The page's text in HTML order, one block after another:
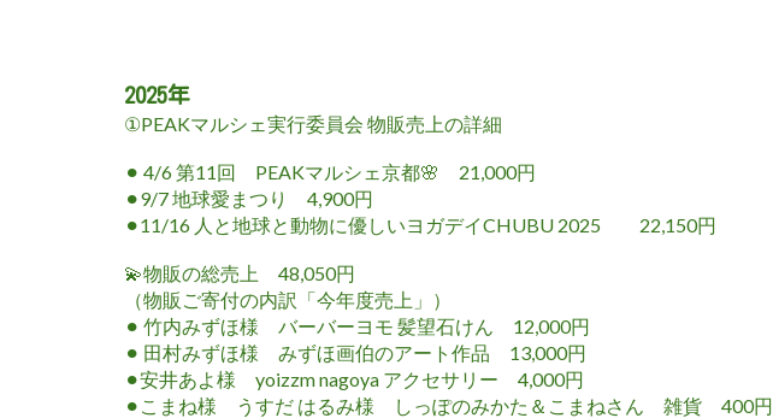
2025年
①PEAKマルシェ実行委員会 物販売上の詳細
⚫︎ 4/6 第11回 PEAKマルシェ京都🌸 21,000円
⚫︎9/7 地球愛まつり 4,900円
⚫︎11/16 人と地球と動物に優しいヨガデイCHUBU 2025 22,150円
💫物販の総売上 48,050円
（物販ご寄付の内訳「今年度売上」）
⚫︎ 竹内みずほ様 バーバーヨモ 髪望石けん 12,000円
⚫︎ 田村みずほ様 みずほ画伯のアート作品 13,000円
⚫︎安井あよ様 yoizzm nagoya アクセサリー 4,000円
⚫︎ こまね様 うすだ はるみ様
しっぽのみかた＆こまねさん 雑貨 400円